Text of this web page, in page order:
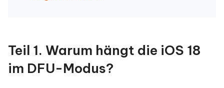
Teil 1. Warum hängt die iOS 18
im DFU-Modus?